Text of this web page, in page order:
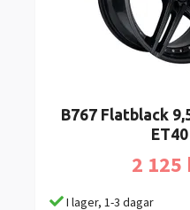
B767 Flatblack
ET40
2 125
I lager, 1-3 dagar